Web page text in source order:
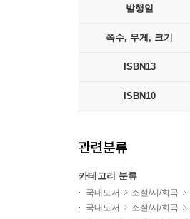
발행일
쪽수, 무게, 크기
ISBN13
ISBN10
관련분류
카테고리 분류
국내도서 소설/시/희곡
국내도서
소설/시/희곡